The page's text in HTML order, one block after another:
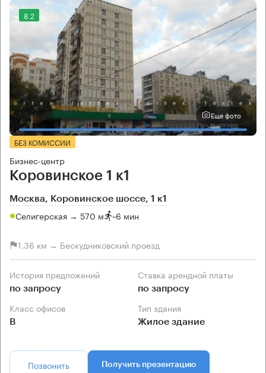
8.2
Еще фото
БЕЗ КОМИССИИ
Бизнес-центр
Коровинское 1 к1
Москва, Коровинское шоссе, 1 к1
Селигерская → 570 м ~6 мин
1.36 км → Бескудниковский проезд
История предложений
по запросу
Ставка арендной платы
по запросу
Класс офисов
B
Тип здания
Жилое здание
Позвонить Получить презентацию